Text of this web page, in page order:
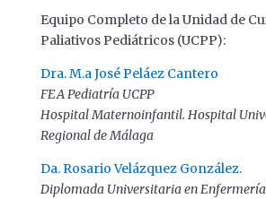
Equipo Completo de la Unidad de
Paliativos Pediátricos (UCPP):
Dra. M.a José Peláez Cantero
FEA Pediatría UCPP
Hospital Maternoinfantil. Hospital
Regional de Málaga
Da. Rosario Velázquez González.
Diplomada Universitaria en Enfermería